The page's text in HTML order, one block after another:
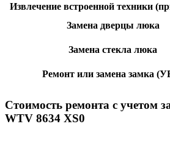
Извлечение встроенной техники
Замена дверцы люка
Замена стекла люка
Ремонт или замена замка
Стоимость ремонта с учетом
WTV 8634 XS0